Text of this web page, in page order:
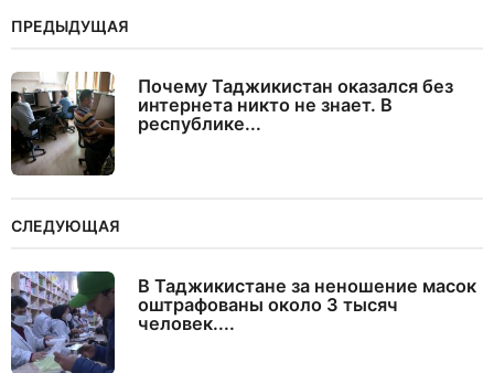
ПРЕДЫДУЩАЯ
Почему Таджикистан оказался без
интернета никто не знает. В
республике...
СЛЕДУЮЩАЯ
В Таджикистане за неношение масок
оштрафованы около 3 тысяч
человек....